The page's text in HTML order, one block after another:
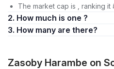
The market cap is , ranking
2. How much is one ?
3. How many are there?
Zasoby Harambe on